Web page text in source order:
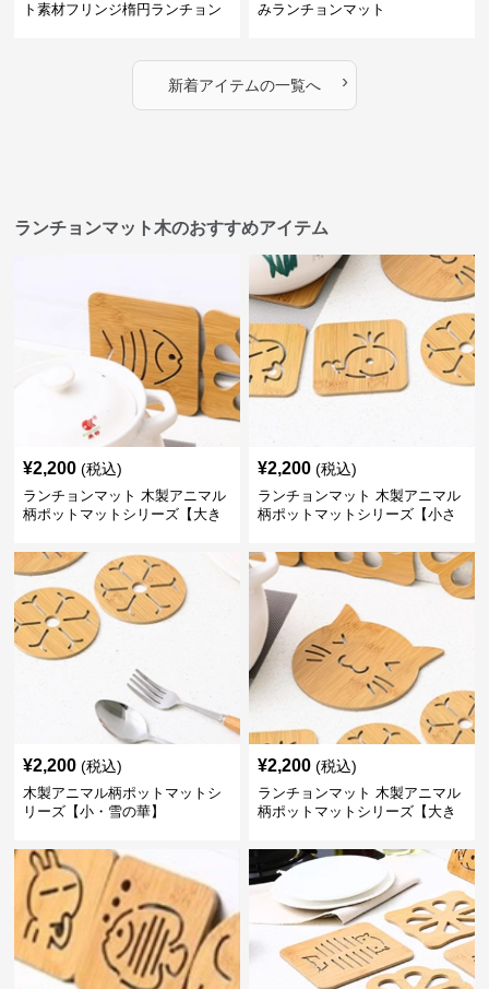
ト素材フリンジ楕円ランチョン
みランチョンマット
新着アイテムの一覧へ ›
ランチョンマット木のおすすめアイテム
¥2,200 (税込)
ランチョンマット 木製アニマル
柄ポットマットシリーズ【大き
¥2,200 (税込)
ランチョンマット 木製アニマル
柄ポットマットシリーズ【小さ
¥2,200 (税込)
木製アニマル柄ポットマットシ
リーズ【小・雪の華】
¥2,200 (税込)
ランチョンマット 木製アニマル
柄ポットマットシリーズ【大き